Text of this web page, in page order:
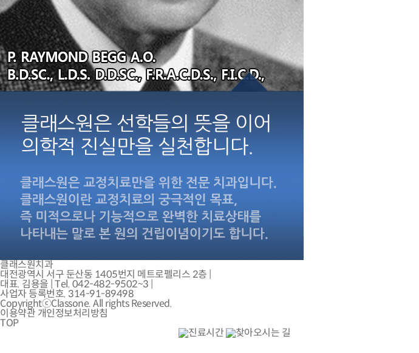
클래스원치과
대전광역시 서구 둔산동 1405번지 메트로펠리스 2층
대표. 김용을 | Tel. 042-482-9502~3
사업자 등록번호. 314-91-89498
CopyrightⓒClassone. All rights Reserved.
이용약관 개인정보처리방침
TOP